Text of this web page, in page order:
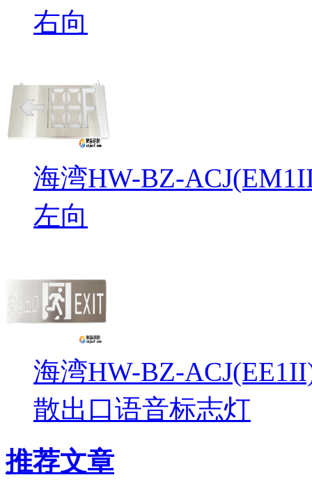
右向
海湾HW-BZ-
左向
海湾HW-BZ-
散出口语音标志灯
推荐文章